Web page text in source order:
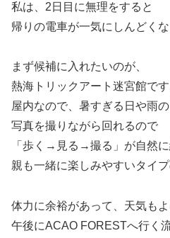
私は、2日目に無理をすると
帰りの電車が一気にしんどく
まず候補に入れたいのが、
熱海トリックアート迷宮館です
屋内なので、暑すぎる日や雨
写真を撮りながら回れるので
「歩く→見る→撮る」が自然に
親も一緒に楽しみやすいタイプ
体力に余裕があって、天気も
午後にACAO FORESTへ行く